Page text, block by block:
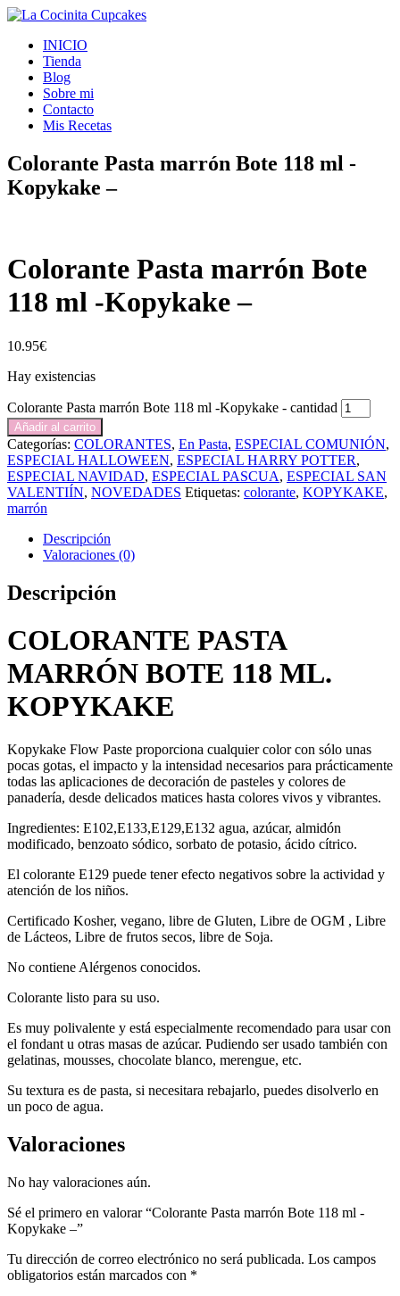
INICIO
Tienda
Blog
Sobre mi
Contacto
Mis Recetas
Colorante Pasta marrón Bote 118 ml -
Kopykake –
Colorante Pasta marrón Bote
118 ml -Kopykake –
10.95€
Hay existencias
Colorante Pasta marrón Bote 118 ml -Kopykake - cantidad
Añadir al carrito
Categorías: COLORANTES, En Pasta, ESPECIAL COMUNIÓN,
ESPECIAL HALLOWEEN, ESPECIAL HARRY POTTER,
ESPECIAL NAVIDAD, ESPECIAL PASCUA, ESPECIAL SAN
VALENTIÍN, NOVEDADES Etiquetas: colorante, KOPYKAKE,
marrón
Descripción
Valoraciones (0)
Descripción
COLORANTE PASTA
MARRÓN BOTE 118 ML.
KOPYKAKE
Kopykake Flow Paste proporciona cualquier color con sólo unas
pocas gotas, el impacto y la intensidad necesarios para prácticamente
todas las aplicaciones de decoración de pasteles y colores de
panadería, desde delicados matices hasta colores vivos y vibrantes.
Ingredientes: E102,E133,E129,E132 agua, azúcar, almidón
modificado, benzoato sódico, sorbato de potasio, ácido cítrico.
El colorante E129 puede tener efecto negativos sobre la actividad y
atención de los niños.
Certificado Kosher, vegano, libre de Gluten, Libre de OGM , Libre
de Lácteos, Libre de frutos secos, libre de Soja.
No contiene Alérgenos conocidos.
Colorante listo para su uso.
Es muy polivalente y está especialmente recomendado para usar con
el fondant u otras masas de azúcar. Pudiendo ser usado también con
gelatinas, mousses, chocolate blanco, merengue, etc.
Su textura es de pasta, si necesitara rebajarlo, puedes disolverlo en
un poco de agua.
Valoraciones
No hay valoraciones aún.
Sé el primero en valorar “Colorante Pasta marrón Bote 118 ml -
Kopykake –”
Tu dirección de correo electrónico no será publicada. Los campos
obligatorios están marcados con *